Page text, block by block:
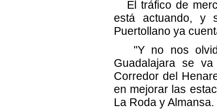
El tráfico de
está actuando, y
Puertollano ya
"Y no nos
Guadalajara se
Corredor del
en mejorar las
La Roda y Almansa.